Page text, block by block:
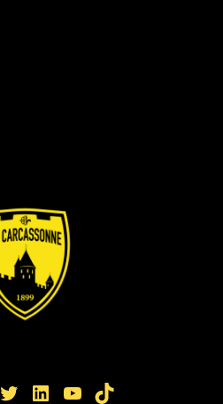
Twitter LinkedIn YouTube TikTok